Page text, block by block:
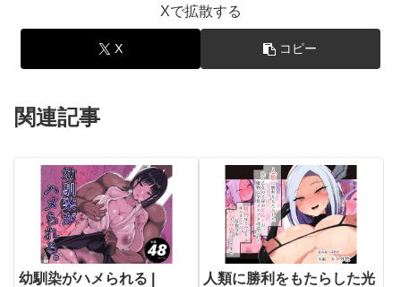
Xで拡散する
X コピー
関連記事
幼馴染がハメられる |
人類に勝利をもたらした光